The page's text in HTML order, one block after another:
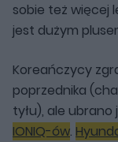
sobie też więcej
jest dużym
Koreańczycy
poprzednika
tyłu), ale ubrano
IONIQ-ów.